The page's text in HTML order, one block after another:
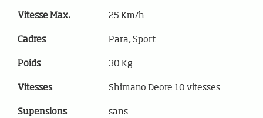
Vitesse Max. 25 Km/h
Cadres Para, Sport
Poids 30 Kg
Vitesses Shimano Deore 10 vitesses
Supensions sans